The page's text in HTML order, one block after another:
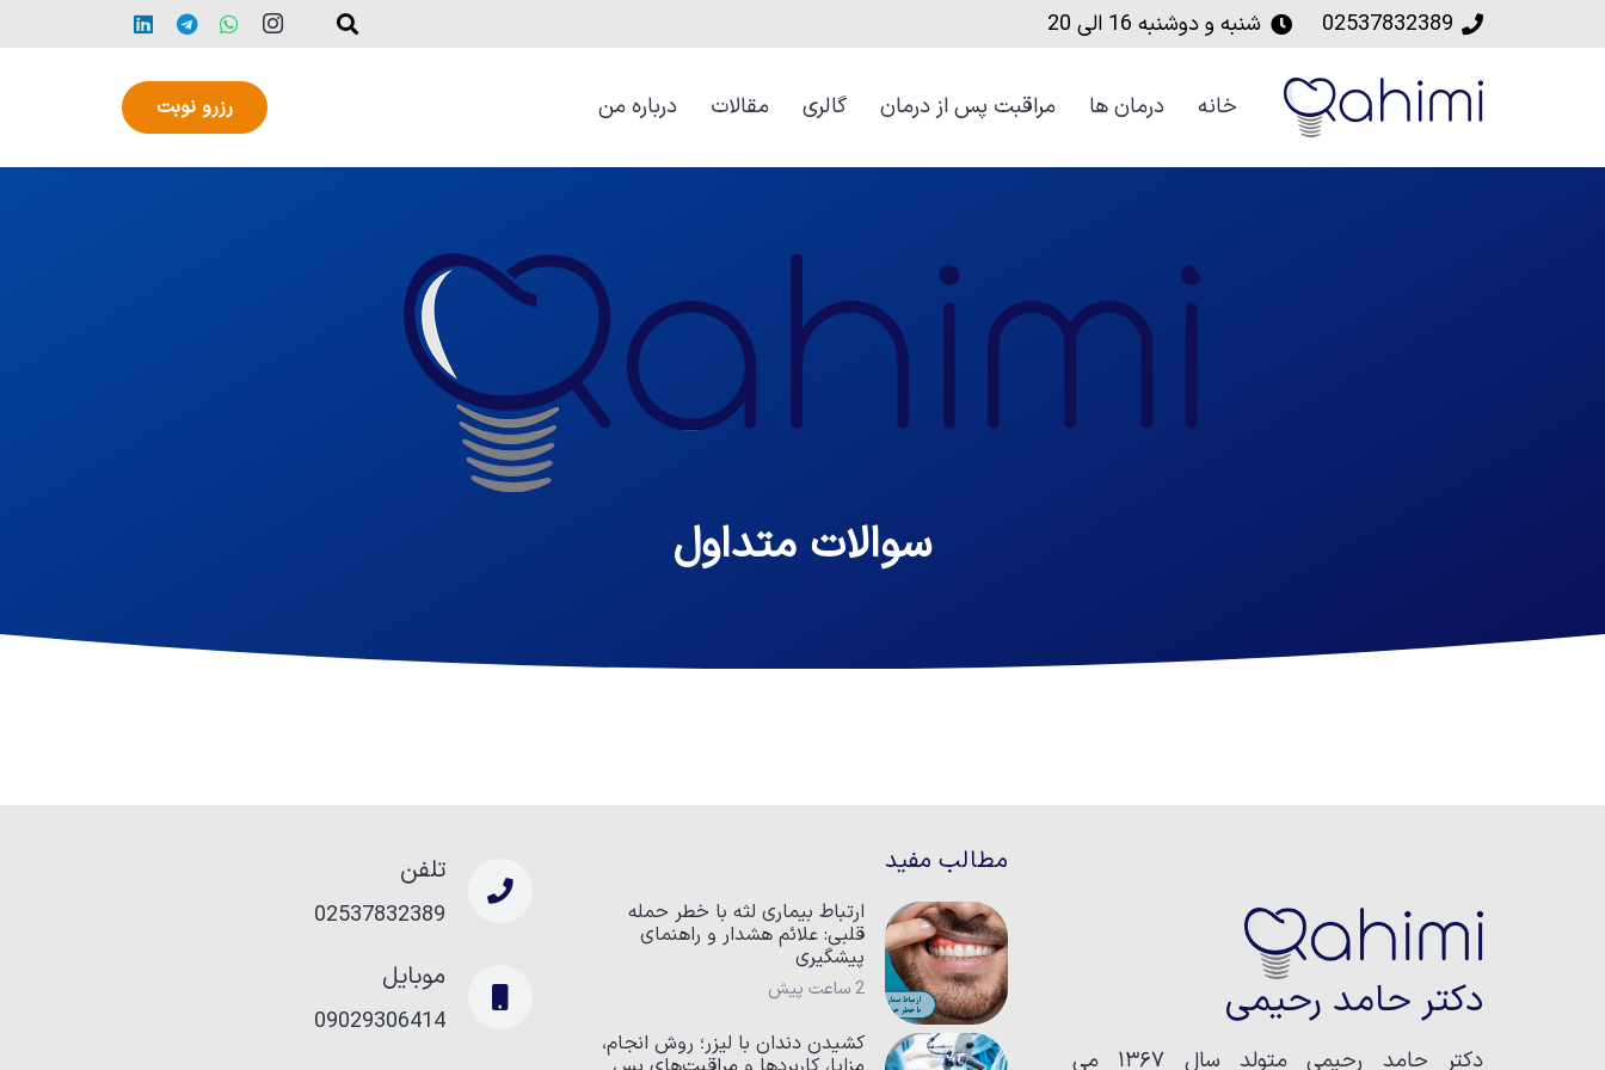
02537832389 شنبه و دوشنبه‌ 16 الی 20
خانه درمان ها مراقبت‌ پس از درمان گالری مقالات درباره من رزرو نوبت
سوالات متداول
دکتر حامد رحیمی
دکتر حامد رحیمی متولد سال ۱۳۶۷ می
مطالب مفید
ارتباط بیماری لثه با خطر حمله
قلبی: علائم هشدار و راهنمای
پیشگیری
2 ساعت پیش
کشیدن دندان با لیزر؛ روش انجام،
تلفن
02537832389
موبایل
09029306414